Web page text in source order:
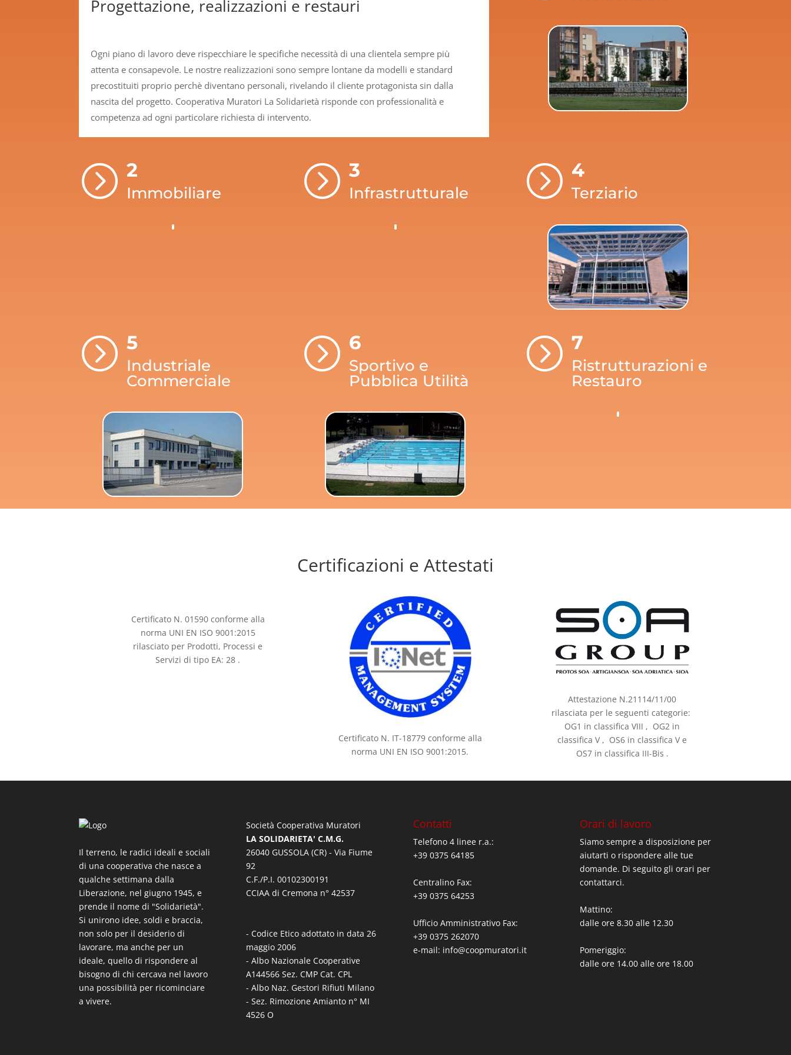
Progettazione, realizzazioni e restauri
Ogni piano di lavoro deve rispecchiare le specifiche necessità di una clientela sempre più
attenta e consapevole. Le nostre realizzazioni sono sempre lontane da modelli e standard
precostituiti proprio perchè diventano personali, rivelando il cliente protagonista sin dalla
nascita del progetto. Cooperativa Muratori La Solidarietà risponde con professionalità e
competenza ad ogni particolare richiesta di intervento.
= 2
Immobiliare = 3
Infrastrutturale = 4
Terziario
= 5
Industriale
Commerciale
= 6
Sportivo e
Pubblica Utilità
= 7
Ristrutturazioni e
Restauro
Certificazioni e Attestati
Certificato N. 01590 conforme alla
norma UNI EN ISO 9001:2015
rilasciato per Prodotti, Processi e
Servizi di tipo EA: 28 .
Certificato N. IT-18779 conforme alla
norma UNI EN ISO 9001:2015.
Attestazione N.21114/11/00
rilasciata per le seguenti categorie:
OG1 in classifica VIII , OG2 in
classifica V , OS6 in classifica V e
OS7 in classifica III-Bis .
Il terreno, le radici ideali e sociali
di una cooperativa che nasce a
qualche settimana dalla
Liberazione, nel giugno 1945, e
prende il nome di "Solidarietà".
Si unirono idee, soldi e braccia,
non solo per il desiderio di
lavorare, ma anche per un
ideale, quello di rispondere al
bisogno di chi cercava nel lavoro
una possibilità per ricominciare
a vivere.
Società Cooperativa Muratori
LA SOLIDARIETA' C.M.G.
26040 GUSSOLA (CR) - Via Fiume
92
C.F./P.I. 00102300191
CCIAA di Cremona n° 42537
- Codice Etico adottato in data 26
maggio 2006
- Albo Nazionale Cooperative
A144566 Sez. CMP Cat. CPL
- Albo Naz. Gestori Rifiuti Milano
- Sez. Rimozione Amianto n° MI
4526 O
Contatti
Telefono 4 linee r.a.:
+39 0375 64185
Centralino Fax:
+39 0375 64253
Ufficio Amministrativo Fax:
+39 0375 262070
e-mail: info@coopmuratori.it
Orari di lavoro
Siamo sempre a disposizione per
aiutarti o rispondere alle tue
domande. Di seguito gli orari per
contattarci.
Mattino:
dalle ore 8.30 alle 12.30
Pomeriggio:
dalle ore 14.00 alle ore 18.00